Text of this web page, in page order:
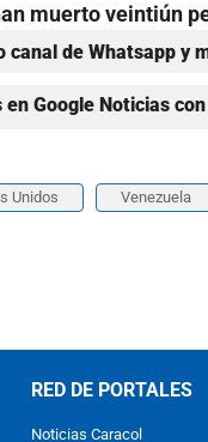
muerto veintiún
canal de Whatsapp y
Google Noticias
Unidos Venezuela
RED DE PORTALES
Noticias Caracol